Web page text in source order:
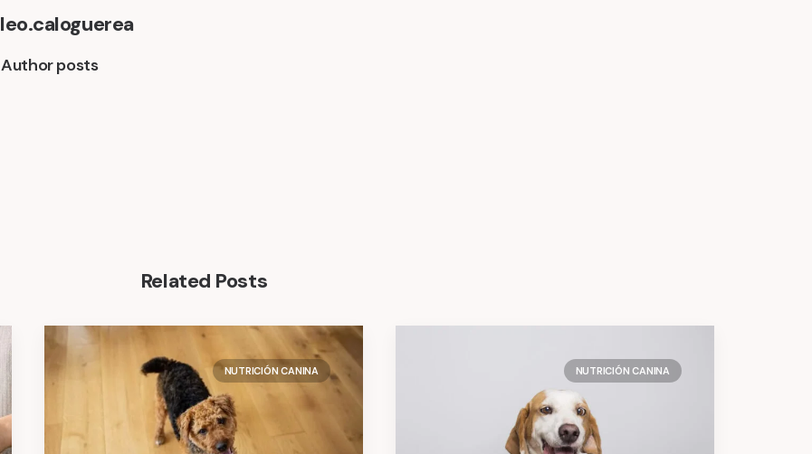
leo.caloguerea
Author posts
Related Posts
NUTRICIÓN CANINA NUTRICIÓN CANINA